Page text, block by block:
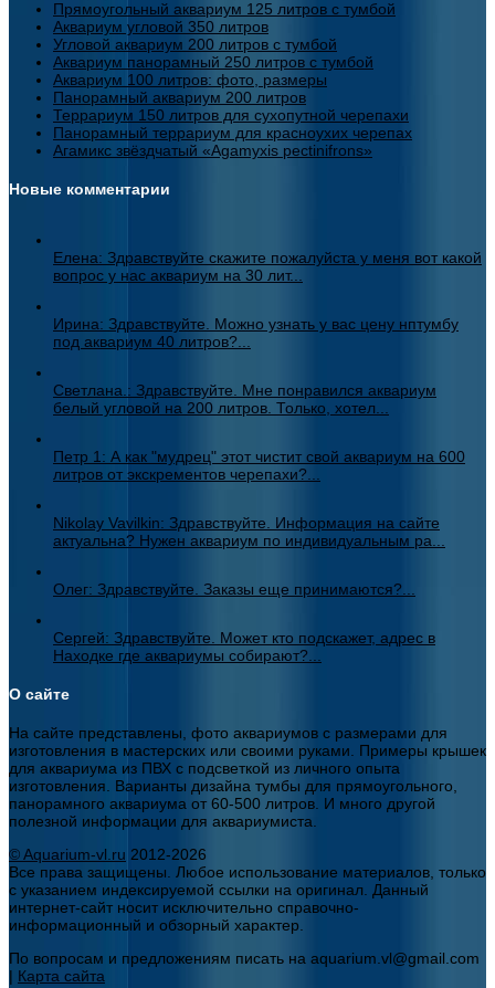
Прямоугольный аквариум 125 литров с тумбой
Аквариум угловой 350 литров
Угловой аквариум 200 литров с тумбой
Аквариум панорамный 250 литров с тумбой
Аквариум 100 литров: фото, размеры
Панорамный аквариум 200 литров
Террариум 150 литров для сухопутной черепахи
Панорамный террариум для красноухих черепах
Агамикс звёздчатый «Agamyxis pectinifrons»
Новые комментарии
Елена: Здравствуйте скажите пожалуйста у меня вот какой
вопрос у нас аквариум на 30 лит...
Ирина: Здравствуйте. Можно узнать у вас цену нптумбу
под аквариум 40 литров?...
Светлана.: Здравствуйте. Мне понравился аквариум
белый угловой на 200 литров. Только, хотел...
Петр 1: А как "мудрец" этот чистит свой аквариум на 600
литров от экскрементов черепахи?...
Nikolay Vavilkin: Здравствуйте. Информация на сайте
актуальна? Нужен аквариум по индивидуальным ра...
Олег: Здравствуйте. Заказы еще принимаются?...
Сергей: Здравствуйте. Может кто подскажет, адрес в
Находке где аквариумы собирают?...
О сайте
На сайте представлены, фото аквариумов с размерами для
изготовления в мастерских или своими руками. Примеры крышек
для аквариума из ПВХ с подсветкой из личного опыта
изготовления. Варианты дизайна тумбы для прямоугольного,
панорамного аквариума от 60-500 литров. И много другой
полезной информации для аквариумиста.
© Aquarium-vl.ru 2012-2026
Все права защищены. Любое использование материалов, только
с указанием индексируемой ссылки на оригинал. Данный
интернет-сайт носит исключительно справочно-
информационный и обзорный характер.
По вопросам и предложениям писать на aquarium.vl@gmail.com
| Карта сайта